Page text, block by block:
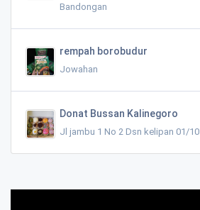
Bandongan
rempah borobudur
Jowahan
Donat Bussan Kalinegoro
Jl jambu 1 No 2 Dsn kelipan 01/10